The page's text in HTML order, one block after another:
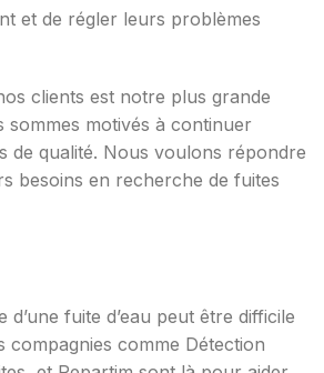
et de régler leurs problèmes
clients est notre plus grande
sommes motivés à continuer
de qualité. Nous voulons répondre
besoins en recherche de fuites
fuite d’eau peut être difficile
compagnies comme Détection